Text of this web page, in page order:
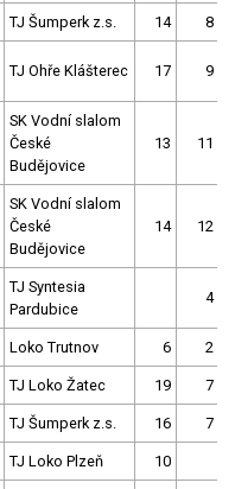
TJ Šumperk z.s. 14 8
TJ Ohře Klášterec 17 9
SK Vodní slalom
České
Budějovice
13 11
SK Vodní slalom
České
Budějovice
14 12
TJ Syntesia
Pardubice
4
Loko Trutnov 6 2
TJ Loko Žatec 19 7
TJ Šumperk z.s. 16 7
TJ Loko Plzeň 10